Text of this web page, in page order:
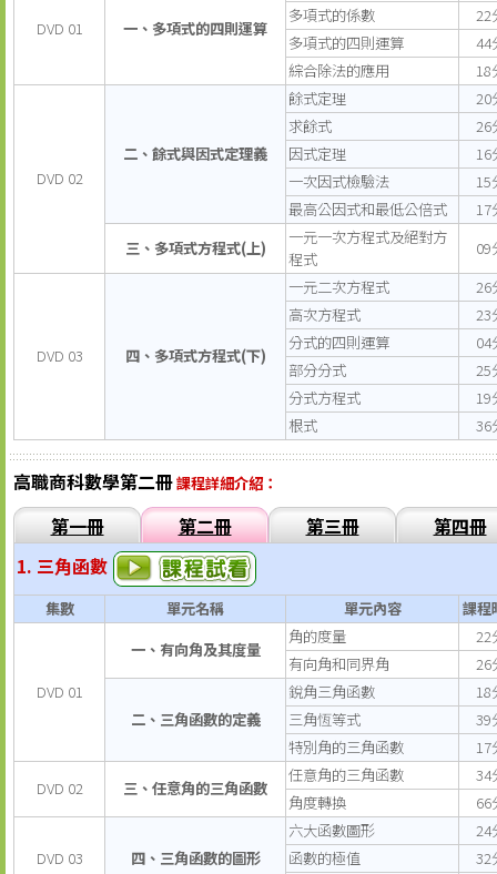
DVD 01 一、多項式的四則運算
多項式的係數
22
多項式的四則運算
44
綜合除法的應用
18
DVD 02
二、餘式與因式定理義
餘式定理
20
求餘式
26
因式定理
16
一次因式檢驗法
15
最高公因式和最低公倍式
17
三、多項式方程式(上)
一元一次方程式及絕對方
程式
09
DVD 03 四、多項式方程式(下)
一元二次方程式
26
高次方程式
23
分式的四則運算
04
部分分式
25
分式方程式
19
根式
36
高職商科數學第二冊課程詳細介紹：
第一冊 第二冊 第三冊
第四冊
1. 三角函數
集數 單元名稱 單元內容 課程
DVD 01
一、有向角及其度量
角的度量
22
有向角和同界角
26
二、三角函數的定義
銳角三角函數
18
三角恆等式
39
特別角的三角函數
17
DVD 02
三、任意角的三角函數
任意角的三角函數
34
角度轉換
66
DVD 03 四、三角函數的圖形
六大函數圖形
24
函數的極值
32